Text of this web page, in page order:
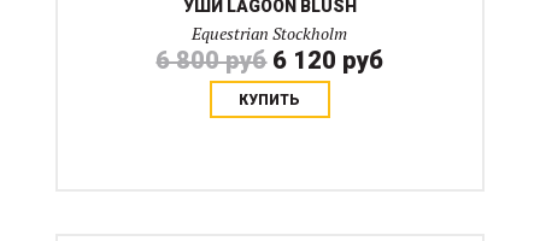
УШИ LAGOON BLUSH
Equestrian Stockholm
6 800 руб 6 120 руб
КУПИТЬ